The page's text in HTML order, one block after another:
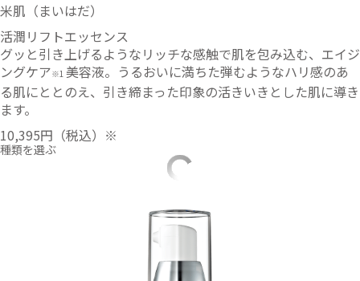
米肌（まいはだ）
活潤リフトエッセンス
グッと引き上げるようなリッチな感触で肌を包み込む、エイジ
ングケア※1 美容液。うるおいに満ちた弾むようなハリ感のあ
る肌にととのえ、引き締まった印象の活きいきとした肌に導き
ます。
10,395円 （税込）※
種類を選ぶ